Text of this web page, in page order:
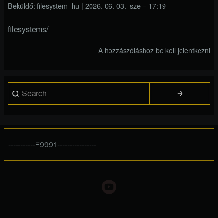
Beküldő: filesystem_hu | 2026. 06. 03., sze – 17:19
filesystems/
A hozzászóláshoz be kell jelentkezni
Search
-----------F9991----------------